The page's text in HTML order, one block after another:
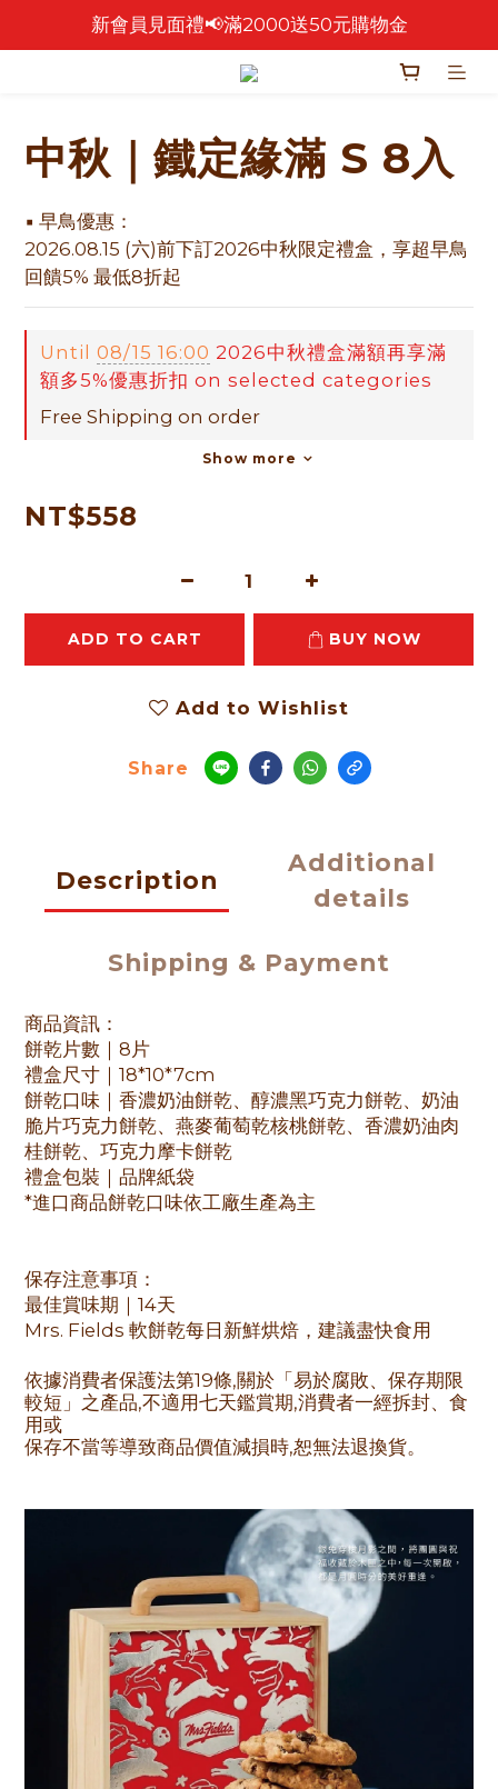
🎉 2026 中秋早鳥優惠中 🎉
新會員見面禮📢滿2000送50元購物金
🎉零售餅乾買4包 送 紅色卡扣鐵盒乙個！🎁
中秋｜鐵定緣滿 S 8入
▪ 早鳥優惠：
2026.08.15 (六)前下訂2026中秋限定禮盒，享超早鳥
回饋5% 最低8折起
Until 08/15 16:00 2026中秋禮盒滿額再享滿
額多5%優惠折扣 on selected categories
Free Shipping on order
Show more
NT$558
ADD TO CART BUY NOW
Add to Wishlist
Share
Description
Additional
details
Shipping & Payment
商品資訊：
餅乾片數｜8片
禮盒尺寸｜18*10*7cm
餅乾口味｜香濃奶油餅乾、醇濃黑巧克力餅乾、奶油
脆片巧克力餅乾、燕麥葡萄乾核桃餅乾、香濃奶油肉
桂餅乾、巧克力摩卡餅乾
禮盒包裝｜品牌紙袋
*進口商品餅乾口味依工廠生產為主
保存注意事項：
最佳賞味期｜14天
Mrs. Fields 軟餅乾每日新鮮烘焙，建議盡快食用
依據消費者保護法第19條,關於「易於腐敗、保存期限
較短」之產品,不適用七天鑑賞期,消費者一經拆封、食
用或
保存不當等導致商品價值減損時,恕無法退換貨。